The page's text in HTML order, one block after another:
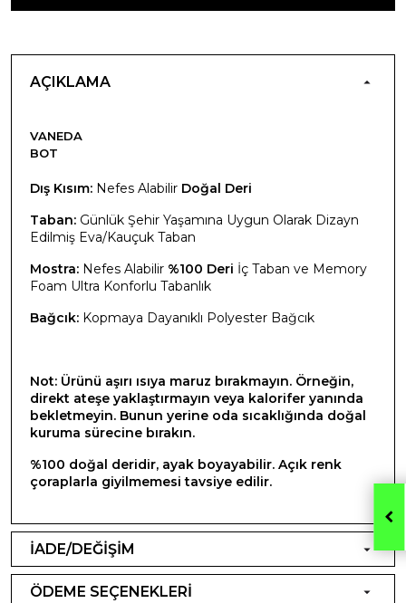
AÇIKLAMA
VANEDA
BOT
Dış Kısım: Nefes Alabilir Doğal Deri
Taban: Günlük Şehir Yaşamına Uygun Olarak Dizayn
Edilmiş Eva/Kauçuk Taban
Mostra: Nefes Alabilir %100 Deri İç Taban ve Memory
Foam Ultra Konforlu Tabanlık
Bağcık: Kopmaya Dayanıklı Polyester Bağcık
Not: Ürünü aşırı ısıya maruz bırakmayın. Örneğin,
direkt ateşe yaklaştırmayın veya kalorifer yanında
bekletmeyin. Bunun yerine oda sıcaklığında doğal
kuruma sürecine bırakın.
%100 doğal deridir, ayak boyayabilir. Açık renk
çoraplarla giyilmemesi tavsiye edilir.
İADE/DEĞİŞİM
ÖDEME SEÇENEKLERİ